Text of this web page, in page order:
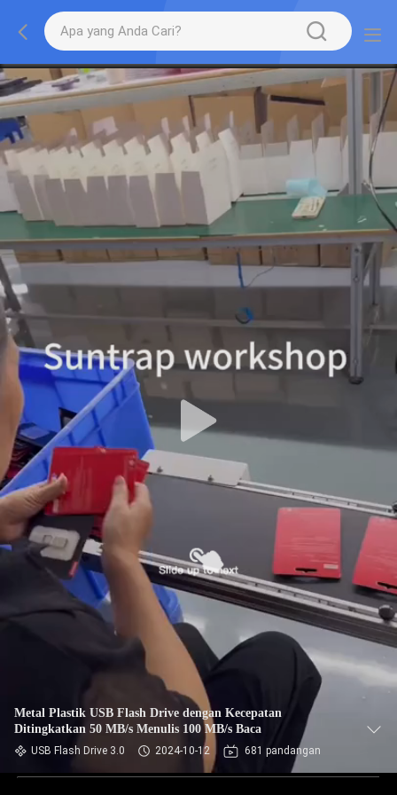
Metal Plastik USB Flash Drive dengan Kecepatan
Ditingkatkan 50 MB/s Menulis 100 MB/s Baca
USB Flash Drive 3.0 2024-10-12 681 pandangan